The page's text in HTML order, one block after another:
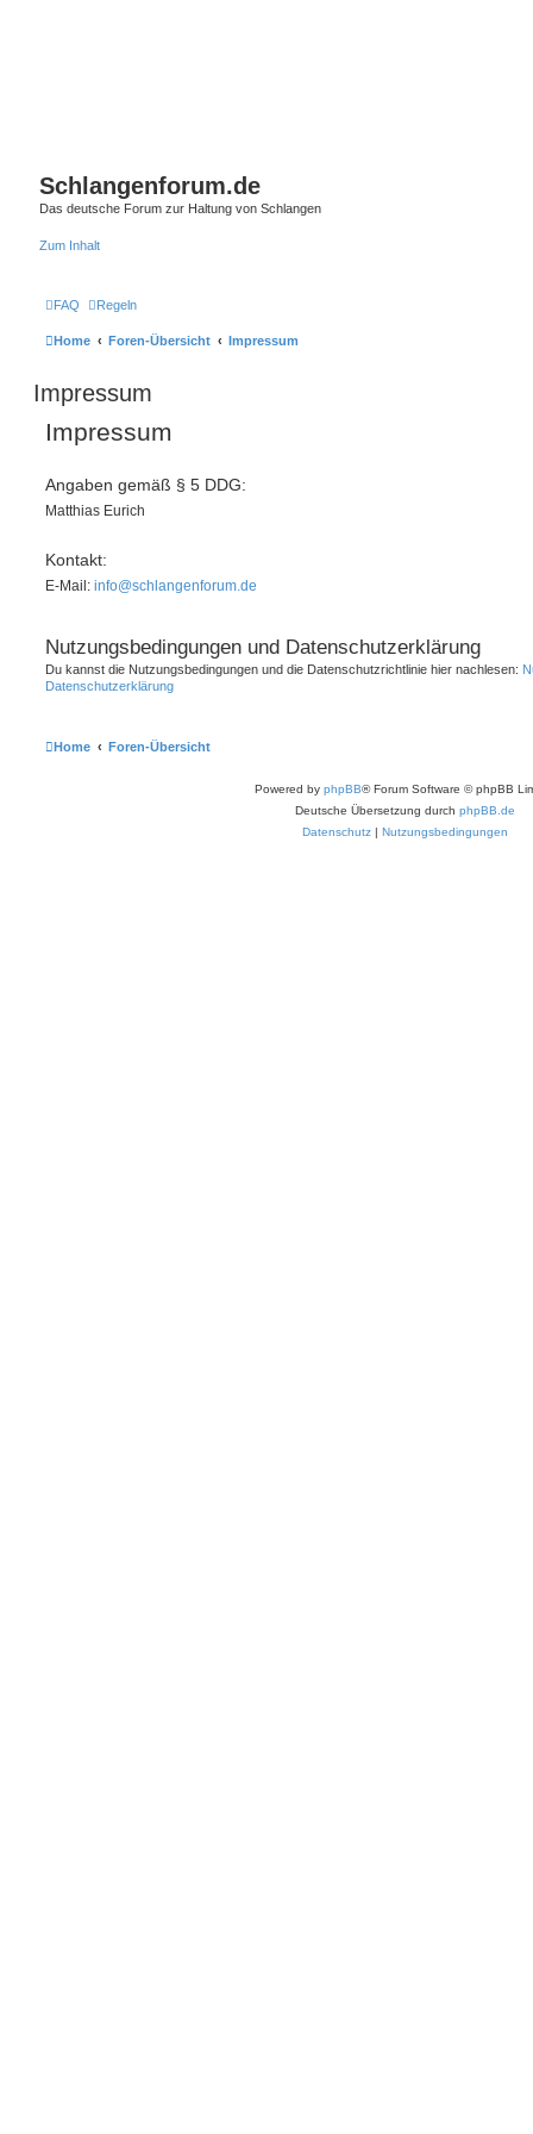
Schlangenforum.de
Das deutsche Forum zur Haltung von Schlangen
Zum Inhalt
FAQ Regeln
Home Foren-Übersicht Impressum
Impressum
Impressum
Angaben gemäß § 5 DDG:
Matthias Eurich
Kontakt:
E-Mail: info@schlangenforum.de
Nutzungsbedingungen und Datenschutzerklärung
Du kannst die Nutzungsbedingungen und die Datenschutzrichtlinie hier nachlesen:
Datenschutzerklärung
Home Foren-Übersicht
Powered by phpBB® Forum Software © phpBB
Deutsche Übersetzung durch phpBB.de
Datenschutz | Nutzungsbedingungen